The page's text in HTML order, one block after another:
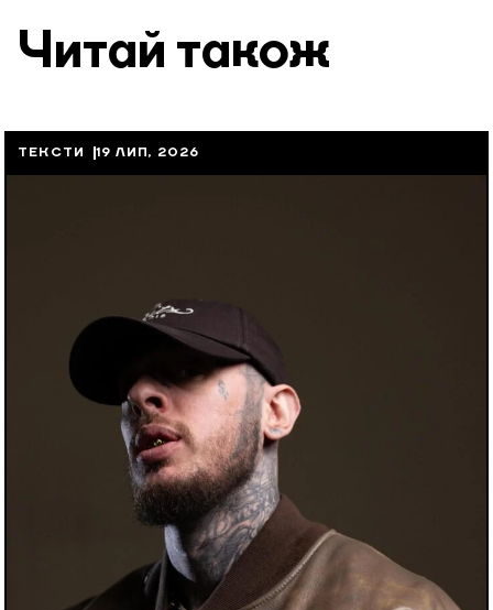
Читай також
ТЕКСТИ 19 ЛИП, 2026